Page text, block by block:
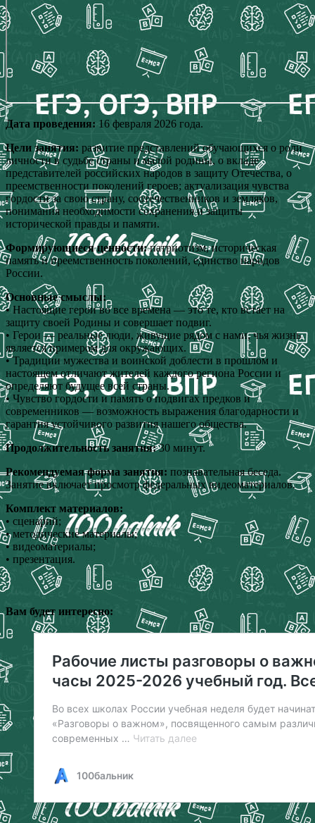
Дата проведения: 16 февраля 2026 года.
Цели занятия: развитие представлений обучающихся о роли
личности в судьбе страны и малой родины, о вкладе
представителей российских народов в защиту Отечества, о
преемственности поколений героев; актуализация чувства
гордости за свою страну, соотечественников и земляков,
понимания необходимости сохранения и защиты
исторической правды и памяти.
Формирующиеся ценности:патриотизм, историческая
память и преемственность поколений, единство народов
России.
Основные смыслы:
• Настоящие герои во все времена — это те, кто встает на
защиту своей Родины и совершает подвиг.
• Герои — реальные люди, живущие рядом с нами, чья жизнь
является примером для окружающих.
• Традиции мужества и воинской доблести в прошлом и
настоящем отличают жителей каждого региона России и
определяют будущее всей страны.
• Чувство гордости и память о подвигах предков и
современников — возможность выражения благодарности и
гарантия устойчивого развития нашего общества.
Продолжительность занятия:30 минут.
Рекомендуемая форма занятия: познавательная беседа.
Занятие включает просмотр федеральных видеоматериалов.
Комплект материалов:
• сценарий;
• методические материалы;
• видеоматериалы;
• презентация.
Вам будет интересно: